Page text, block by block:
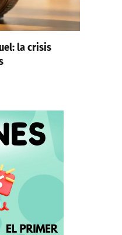
la crisis